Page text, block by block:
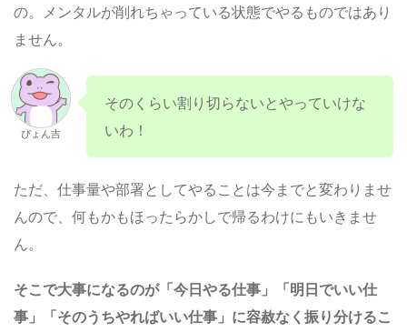
の。メンタルが削れちゃっている状態でやるものではあり
ません。
ぴょん吉
そのくらい割り切らないとやっていけな
いわ！
ただ、仕事量や部署としてやることは今までと変わりませ
んので、何もかもほったらかしで帰るわけにもいきませ
ん。
そこで大事になるのが「今日やる仕事」「明日でいい仕
事」「そのうちやればいい仕事」に容赦なく振り分けるこ